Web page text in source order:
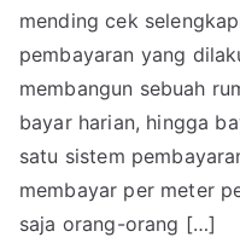
mending cek
pembayaran yang
membangun sebuah
bayar harian, hingga
satu sistem
membayar per meter
saja orang-orang […]